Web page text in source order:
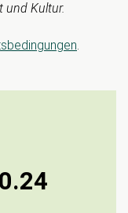
und Kultur.
.